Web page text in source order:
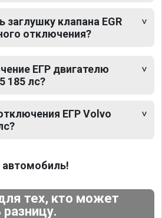
заглушку клапана EGR
отключения?
ЕГР двигателю
185 лс?
ЕГР Volvo
автомобиль!
тех, кто может